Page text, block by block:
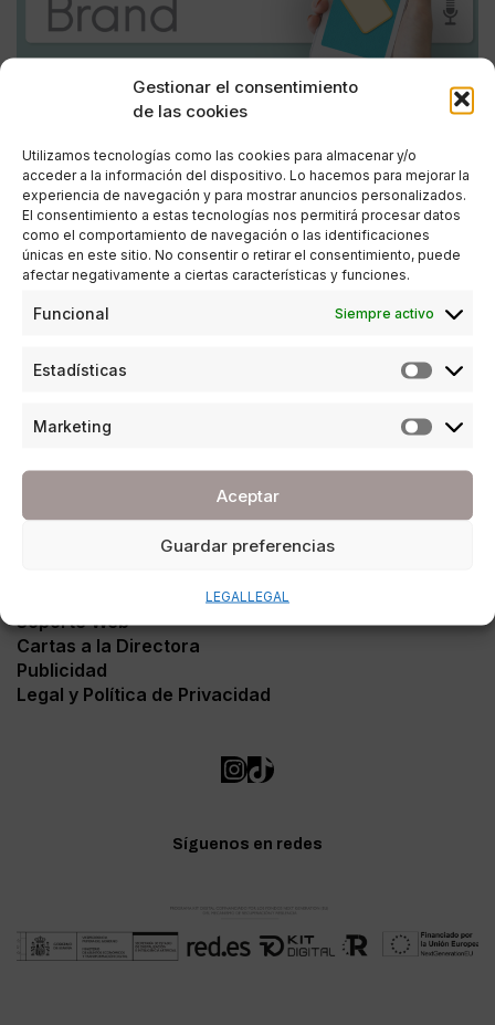
Gestionar el consentimiento
de las cookies
Utilizamos tecnologías como las cookies para almacenar y/o
acceder a la información del dispositivo. Lo hacemos para mejorar la
experiencia de navegación y para mostrar anuncios personalizados.
El consentimiento a estas tecnologías nos permitirá procesar datos
como el comportamiento de navegación o las identificaciones
únicas en este sitio. No consentir o retirar el consentimiento, puede
afectar negativamente a ciertas características y funciones.
Funcional Siempre activo
Estadísticas
Marketing
Aceptar
Guardar preferencias
LEGAL LEGAL
una planificación estratégica
05/09/2017
12 MINUTOS DE LECTURA
Soporte Web
Cartas a la Directora
Publicidad
Legal y Política de Privacidad
Síguenos en redes